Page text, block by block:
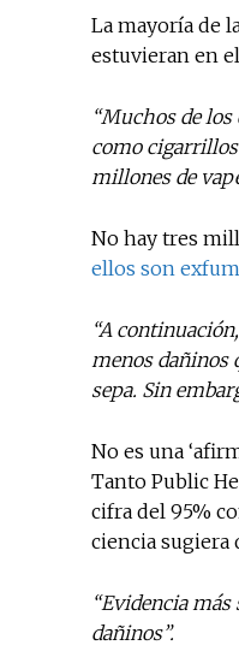
La mayoría de
estuvieran en
“Muchos de
como cigarrillos
millones de
No hay tres
ellos son
“A
menos dañinos
sepa. Sin
No es una
Tanto Public
cifra del 95%
ciencia sugiera
“Evidencia
dañinos”.